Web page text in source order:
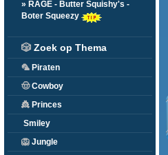
» RAGE - Butter Squishy's -
Boter Squeezy
🎲 Zoek op Thema
🦜 Piraten
🤠Cowboy
👸 Princes
Smiley
🦁 Jungle